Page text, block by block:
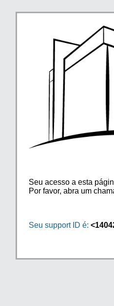
Seu acesso a esta
Por favor, abra um
Seu support ID é: